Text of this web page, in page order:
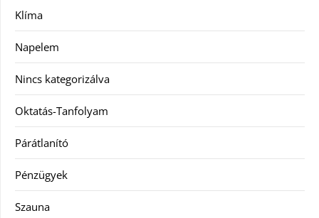
Klíma
Napelem
Nincs kategorizálva
Oktatás-Tanfolyam
Párátlanító
Pénzügyek
Szauna